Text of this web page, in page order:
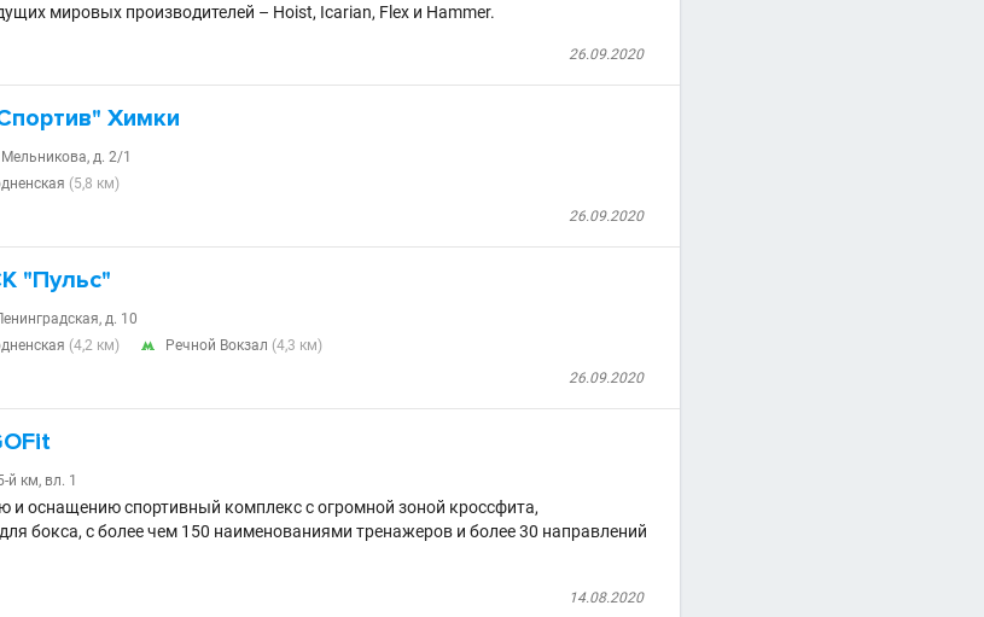
мировых производителей – Hoist, Icarian, Flex и Hammer.
26.09.2020
Химки
д. 2/1
(5,8 км)
26.09.2020
"Пульс"
д. 10
(4,2 км)  Речной Вокзал (4,3 км)
26.09.2020
й км, вл. 1
и оснащению спортивный комплекс с огромной зоной кроссфита,
бокса, с более чем 150 наименованиями тренажеров и более 30 направлений
14.08.2020